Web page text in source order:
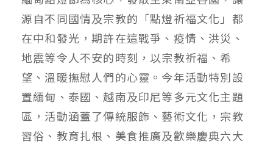
源自不同國情及宗教的「點燈祈福文化」都
在中和發光，期許在這戰爭、疫情、洪災、
地震等令人不安的時刻，以宗教祈福、希
望、溫暖撫慰人們的心靈。今年活動特別設
置緬甸、泰國、越南及印尼等多元文化主題
區，活動涵蓋了傳統服飾、藝術文化，宗教
習俗、教育扎根、美食推廣及歡樂慶典六大